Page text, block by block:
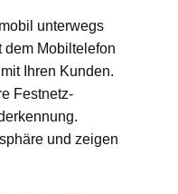
unterwegs
dem Mobiltelefon
mit Ihren Kunden.
Festnetz-
und zeigen